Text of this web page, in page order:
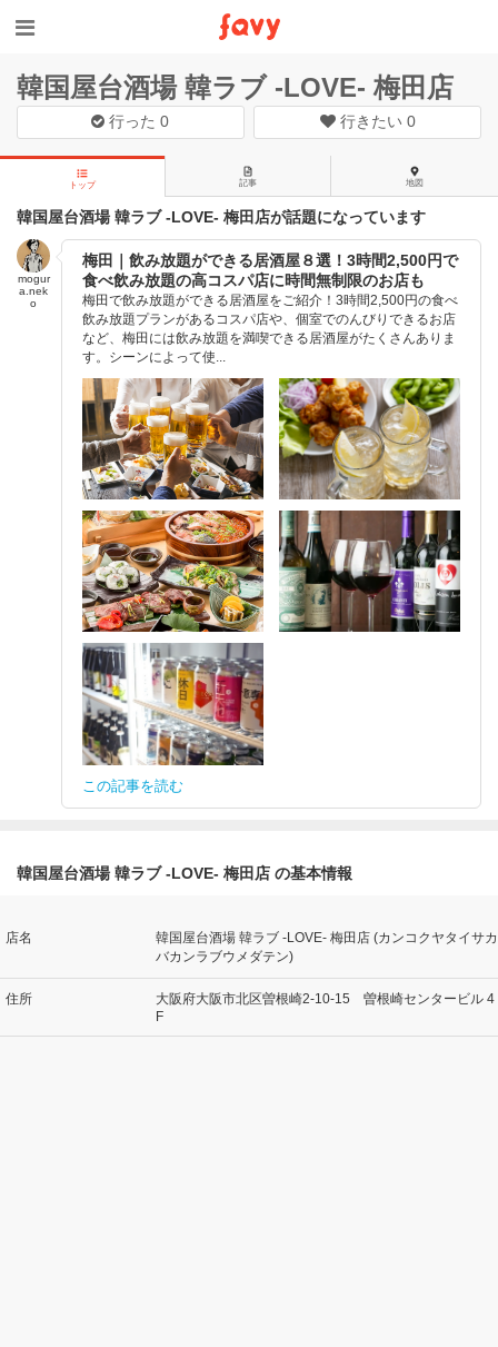
韓国屋台酒場 韓ラブ ‐LOVE‐ 梅田店
行った0 行きたい 0
トップ 記事 地図
韓国屋台酒場 韓ラブ ‐LOVE‐ 梅田店が話題になっています
mogur
a.nek
o
梅田｜飲み放題ができる居酒屋８選！3時間2,500円で
食べ飲み放題の高コスパ店に時間無制限のお店も
梅田で飲み放題ができる居酒屋をご紹介！3時間2,500円の食べ
飲み放題プランがあるコスパ店や、個室でのんびりできるお店
など、梅田には飲み放題を満喫できる居酒屋がたくさんありま
す。シーンによって使...
この記事を読む
韓国屋台酒場 韓ラブ ‐LOVE‐ 梅田店 の基本情報
店名
韓国屋台酒場 韓ラブ ‐LOVE‐ 梅田店 (カンコクヤタイサカ
バカンラブウメダテン)
住所
大阪府大阪市北区曽根崎2-10-15 曽根崎センタービル 4
F